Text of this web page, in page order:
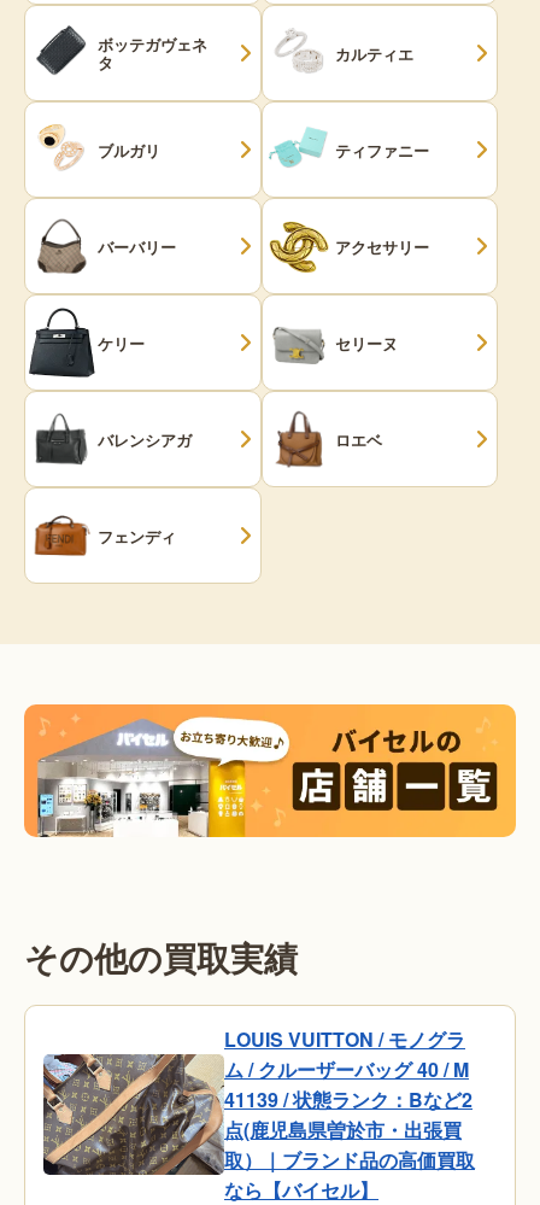
ボッテガヴェネ
タ カルティエ
ブルガリ ティファニー
バーバリー アクセサリー
ケリー セリーヌ
バレンシアガ ロエベ
フェンディ
その他の買取実績
LOUIS VUITTON / モノグラ
ム / クルーザーバッグ 40 / M
41139 / 状態ランク：Bなど2
点(鹿児島県曽於市・出張買
取）｜ブランド品の高価買取
なら【バイセル】